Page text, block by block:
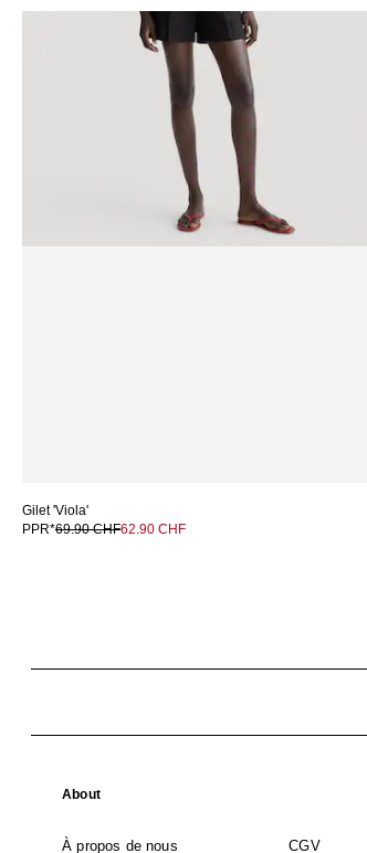
Gilet 'Viola'
PPR*69.90 CHF62.90 CHF
About
À propos de nous CGV